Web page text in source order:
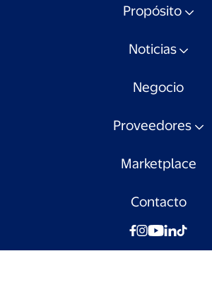
Propósito
Noticias
Negocio
Proveedores
Marketplace
Contacto